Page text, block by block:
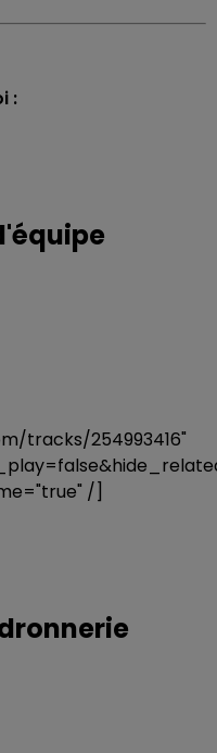
:
tracks/254993416"
/]